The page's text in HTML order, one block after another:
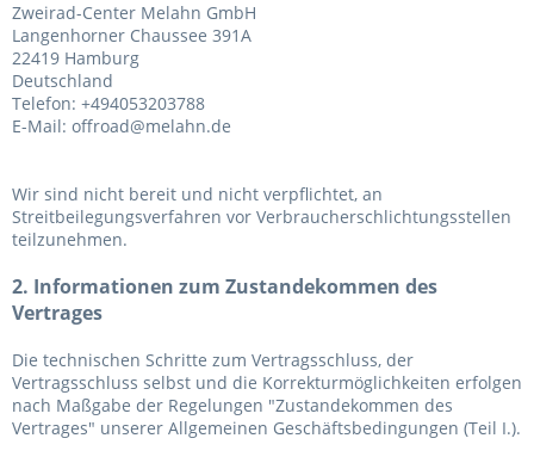
Zweirad-Center Melahn GmbH
Langenhorner Chaussee 391A
22419 Hamburg
Deutschland
Telefon: +494053203788
E-Mail: offroad@melahn.de
Wir sind nicht bereit und nicht verpflichtet, an
Streitbeilegungsverfahren vor Verbraucherschlichtungsstellen
teilzunehmen.
2. Informationen zum Zustandekommen des
Vertrages
Die technischen Schritte zum Vertragsschluss, der
Vertragsschluss selbst und die Korrekturmöglichkeiten erfolgen
nach Maßgabe der Regelungen "Zustandekommen des
Vertrages" unserer Allgemeinen Geschäftsbedingungen (Teil I.).